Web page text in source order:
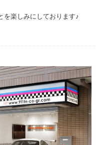
を楽しみにしております♪